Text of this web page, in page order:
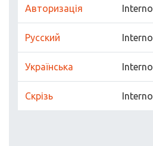
Авторизація Interno
Русский Interno
Українська Interno
Скрізь Interno